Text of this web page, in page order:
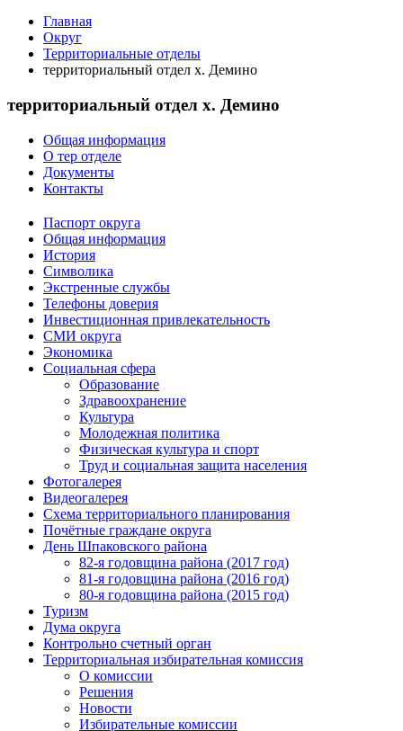
Главная
Округ
Территориальные отделы
территориальный отдел х. Демино
территориальный отдел х. Демино
Общая информация
О тер отделе
Документы
Контакты
Паспорт округа
Общая информация
История
Символика
Экстренные службы
Телефоны доверия
Инвестиционная привлекательность
СМИ округа
Экономика
Социальная сфера
Образование
Здравоохранение
Культура
Молодежная политика
Физическая культура и спорт
Труд и социальная защита населения
Фотогалерея
Видеогалерея
Схема территориального планирования
Почётные граждане округа
День Шпаковского района
82-я годовщина района (2017 год)
81-я годовщина района (2016 год)
80-я годовщина района (2015 год)
Туризм
Дума округа
Контрольно счетный орган
Территориальная избирательная комиссия
О комиссии
Решения
Новости
Избирательные комиссии